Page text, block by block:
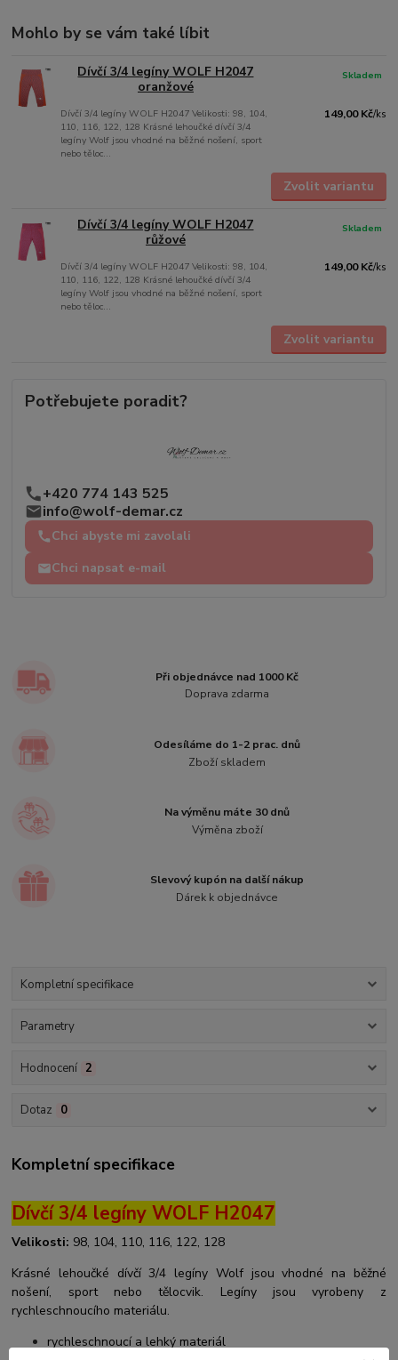
Mohlo by se vám také líbit
Dívčí 3/4 legíny WOLF H2047
oranžové
Dívčí 3/4 legíny WOLF H2047 Velikosti: 98, 104,
110, 116, 122, 128 Krásné lehoučké dívčí 3/4
legíny Wolf jsou vhodné na běžné nošení, sport
nebo těloc...
149,00 Kč/ks
Skladem
Zvolit variantu
Dívčí 3/4 legíny WOLF H2047
růžové
Dívčí 3/4 legíny WOLF H2047 Velikosti: 98, 104,
110, 116, 122, 128 Krásné lehoučké dívčí 3/4
legíny Wolf jsou vhodné na běžné nošení, sport
nebo těloc...
149,00 Kč/ks
Skladem
Zvolit variantu
Potřebujete poradit?
+420 774 143 525
info@wolf-demar.cz
Chci abyste mi zavolali
Chci napsat e-mail
Při objednávce nad 1000 Kč
Doprava zdarma
Odesíláme do 1-2 prac. dnů
Zboží skladem
Na výměnu máte 30 dnů
Výměna zboží
Slevový kupón na další nákup
Dárek k objednávce
Kompletní specifikace
Parametry
Hodnocení 2
Dotaz 0
Kompletní specifikace
Dívčí 3/4 legíny WOLF H2047
Velikosti: 98, 104, 110, 116, 122, 128
Krásné lehoučké dívčí 3/4 legíny Wolf jsou vhodné na běžné
nošení, sport nebo tělocvik. Legíny jsou vyrobeny z
rychleschnoucího materiálu.
rychleschnoucí a lehký materiál